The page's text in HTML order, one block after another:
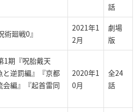
話
術廻戦0』
2021年1
2月
劇場
版
1期『呪胎戴天
と逆罰編』『京都
会編』『起首雷同
2020年1
0月
全24
話